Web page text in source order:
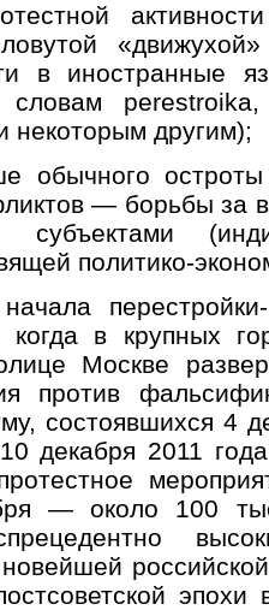
в иностранные
словам
некоторым другим);
обычного остроты
— борьбы за
субъектами
политико-
когда в крупных
Москве
против
состоявшихся 4
декабря 2011
— около 100
новейшей
эпохи